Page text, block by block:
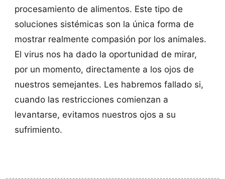
procesamiento de alimentos. Este tipo de
soluciones sistémicas son la única forma de
mostrar realmente compasión por los animales.
El virus nos ha dado la oportunidad de mirar,
por un momento, directamente a los ojos de
nuestros semejantes. Les habremos fallado si,
cuando las restricciones comienzan a
levantarse, evitamos nuestros ojos a su
sufrimiento.